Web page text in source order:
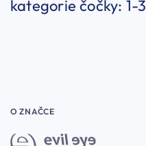
kategorie čočky: 1-3
O ZNAČCE